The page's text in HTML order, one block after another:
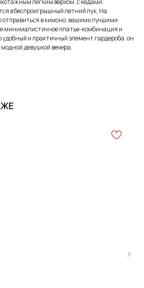
легким верхом, с кедами,
в беспроигрышный летний лук. На
в кимоно, вашими лучшими
минималистичное платье-комбинация и
удобный и практичный элемент гардероба, он
девушкой вечера.